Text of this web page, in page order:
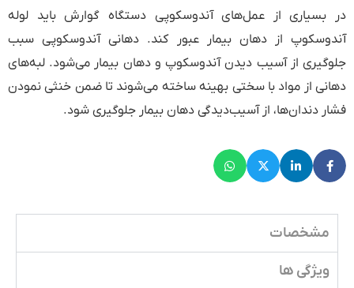
در بسیاری از عمل‌های آندوسکوپی دستگاه گوارش باید لوله
آندوسکوپ از دهان بیمار عبور کند. دهانی آندوسکوپی سبب
جلوگیری از آسیب دیدن ‌آندوسکوپ و دهان بیمار می‌شود. لبه‌های
دهانی از مواد با سختی بهینه ساخته می‌شوند تا ضمن خنثی نمودن
فشار دندان‌ها، از آسیب‌دیدگی دهان بیمار جلوگیری شود.
مشخصات
ویژگی ها